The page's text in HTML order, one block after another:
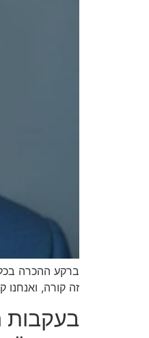
ברקע ההכרה
זה קורה, ואנחנו
בעקבות